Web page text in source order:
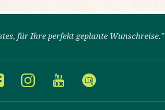
für Ihre perfekt geplante Wunschreise."